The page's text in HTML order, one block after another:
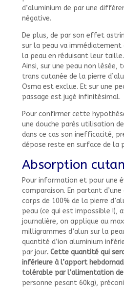
d’aluminium de par une
négative.
De plus, de par son effet
sur la peau va immédiatement
la peau en réduisant leur taille.
Ainsi, sur une peau non
trans cutanée de la pierre
Osma est exclue. Et sur une
passage est jugé infinitésimal.
Pour confirmer cette
une douche parés utilisation
dans ce cas son inefficacité,
dépose reste en surface de la
Absorption
Pour information et pour une
comparaison. En partant
corps de 100% de la pierre
peau (ce qui est impossible !),
journalière, on applique au
milligrammes d’alun sur la
quantité d’ion aluminium
par jour. Cette quantité qui
inférieure à l’apport
tolérable par l’alimentation
personne pesant 60kg),